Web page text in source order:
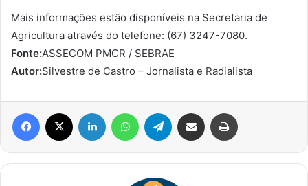
Mais informações estão disponíveis na Secretaria de
Agricultura através do telefone: (67) 3247-7080.
Fonte:ASSECOM PMCR / SEBRAE
Autor:Silvestre de Castro – Jornalista e Radialista
Facebook Linkedin WhatsAppTelegram Compartilhar via e-mail